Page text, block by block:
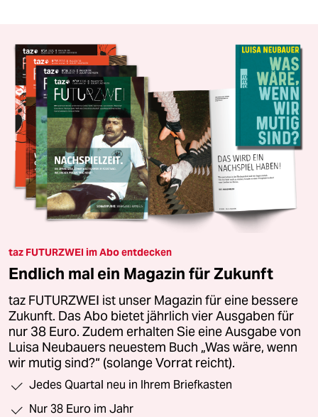
taz FUTURZWEI im Abo entdecken
Endlich mal ein Magazin für Zukunft
taz FUTURZWEI ist unser Magazin für eine bessere
Zukunft. Das Abo bietet jährlich vier Ausgaben für
nur 38 Euro. Zudem erhalten Sie eine Ausgabe von
Luisa Neubauers neuestem Buch „Was wäre, wenn
wir mutig sind?“ (solange Vorrat reicht).
Jedes Quartal neu in Ihrem Briefkasten
Nur 38 Euro im Jahr